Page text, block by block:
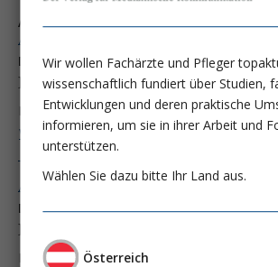
Autor von folgenden Artikeln:
Ausgabe 2/20
Die endotheliale Glykokalyx:
Ein Key-Player in der
Dr. Jan Jedlicka
Prof. Dr. med. Daniel
Weiter lesen ...
Ausgabe 3/20
Die endotheliale Glykokalyx:
Ein Key-Player in der
Dr. Jan Jedlicka
Prof. Dr. med. Daniel
Wir wollen Fachärzte und Pfleger
wissenschaftlich fundiert über Studien,
Entwicklungen und deren praktische
informieren, um sie in ihrer Arbeit und
unterstützen.
Wählen Sie dazu bitte Ihr Land aus.
Österreich